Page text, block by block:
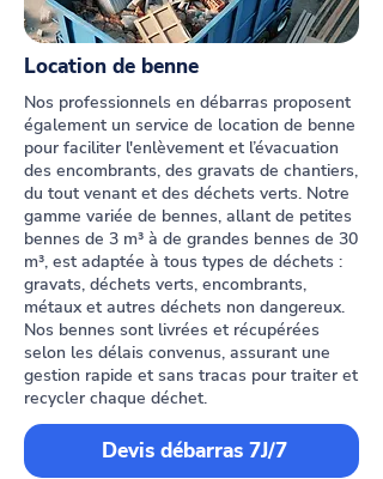
Location de benne
Nos professionnels en débarras proposent
également un service de location de benne
pour faciliter l'enlèvement et l’évacuation
des encombrants, des gravats de chantiers,
du tout venant et des déchets verts. Notre
gamme variée de bennes, allant de petites
bennes de 3 m³ à de grandes bennes de 30
m³, est adaptée à tous types de déchets :
gravats, déchets verts, encombrants,
métaux et autres déchets non dangereux.
Nos bennes sont livrées et récupérées
selon les délais convenus, assurant une
gestion rapide et sans tracas pour traiter et
recycler chaque déchet.
Devis débarras 7J/7